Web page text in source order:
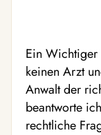
Ein Wichtiger
keinen Arzt
Anwalt der
beantworte
rechtliche